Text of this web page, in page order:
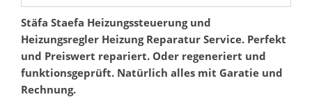
Stäfa Staefa Heizungssteuerung und
Heizungsregler Heizung Reparatur Service. Perfekt
und Preiswert repariert. Oder regeneriert und
funktionsgeprüft. Natürlich alles mit Garatie und
Rechnung.